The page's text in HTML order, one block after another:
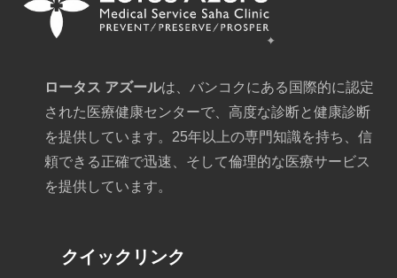
ロータス アズールは、バンコクにある国際的に認定
された医療健康センターで、高度な診断と健康診断
を提供しています。25年以上の専門知識を持ち、信
頼できる正確で迅速、そして倫理的な医療サービス
を提供しています。
クイックリンク